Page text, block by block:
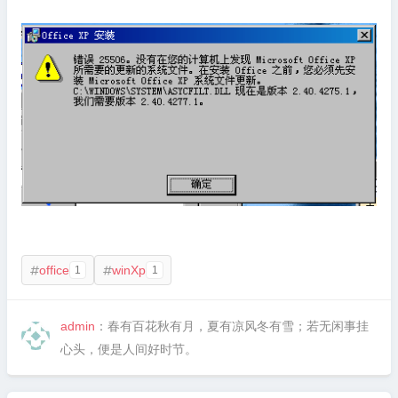
office 1 winXp 1
admin ：春有百花秋有月，夏有凉风冬有雪；若无闲事挂
心头，便是人间好时节。